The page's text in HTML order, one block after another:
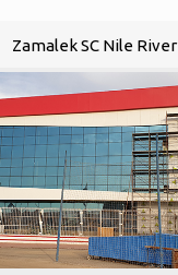
Zamalek SC Nile River